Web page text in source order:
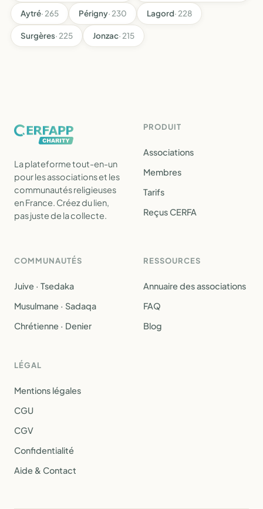
Aytré· 265 Périgny· 230 Lagord· 228
Surgères· 225 Jonzac· 215
La plateforme tout-en-un
pour les associations et les
communautés religieuses
en France. Créez du lien,
pas juste de la collecte.
PRODUIT
Associations
Membres
Tarifs
Reçus CERFA
COMMUNAUTÉS
Juive · Tsedaka
Musulmane · Sadaqa
Chrétienne · Denier
RESSOURCES
Annuaire des associations
FAQ
Blog
LÉGAL
Mentions légales
CGU
CGV
Confidentialité
Aide & Contact